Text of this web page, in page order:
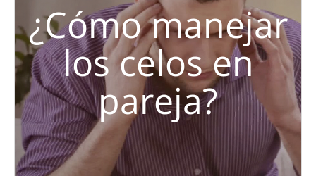
¿Cómo manejar
los celos en
pareja?